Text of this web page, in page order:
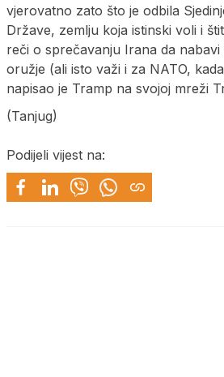
vjerovatno zato što je odbila
Države, zemlju koja istinski voli i
reči o sprečavanju Irana da
oružje (ali isto važi i za NATO,
napisao je Tramp na svojoj mreži
(Tanjug)
Podijeli vijest na: